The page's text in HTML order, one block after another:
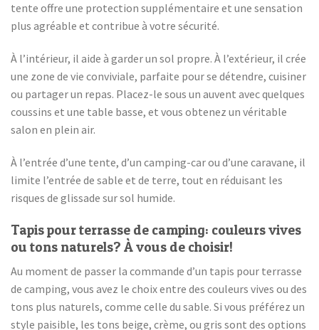
tente offre une protection supplémentaire et une sensation
plus agréable et contribue à votre sécurité.
À l’intérieur, il aide à garder un sol propre. À l’extérieur, il crée
une zone de vie conviviale, parfaite pour se détendre, cuisiner
ou partager un repas. Placez-le sous un auvent avec quelques
coussins et une table basse, et vous obtenez un véritable
salon en plein air.
À l’entrée d’une tente, d’un camping-car ou d’une caravane, il
limite l’entrée de sable et de terre, tout en réduisant les
risques de glissade sur sol humide.
Tapis pour terrasse de camping: couleurs vives
ou tons naturels? À vous de choisir!
Au moment de passer la commande d’un tapis pour terrasse
de camping, vous avez le choix entre des couleurs vives ou des
tons plus naturels, comme celle du sable. Si vous préférez un
style paisible, les tons beige, crème, ou gris sont des options